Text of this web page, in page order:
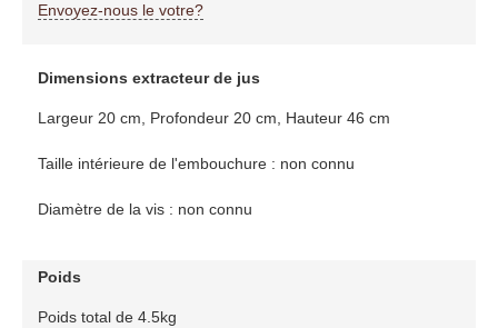
Envoyez-nous le votre?
Dimensions extracteur de jus
Largeur 20 cm, Profondeur 20 cm, Hauteur 46 cm
Taille intérieure de l'embouchure : non connu
Diamètre de la vis : non connu
Poids
Poids total de 4.5kg